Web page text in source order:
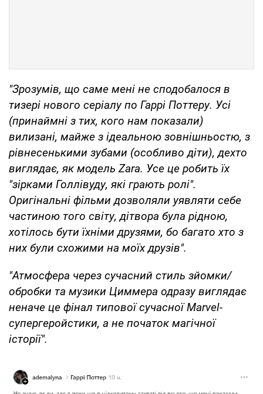
"Зрозумів, що саме мені не сподобалося в
тизері нового серіалу по Гаррі Поттеру. Усі
(принаймні з тих, кого нам показали)
вилизані, майже з ідеальною зовнішньостю, з
рівнесенькими зубами (особливо діти), дехто
виглядає, як модель Zara. Усе це робить їх
"зірками Голлівуду, які грають ролі".
Оригінальні фільми дозволяли уявляти себе
частиною того світу, дітвора була рідною,
хотілось бути їхніми друзями, бо багато хто з
них були схожими на моїх друзів".
"Атмосфера через сучасний стиль зйомки/
обробки та музики Циммера одразу виглядає
неначе це фінал типової сучасної Marvel-
супергеройстики, а не початок магічної
історії".